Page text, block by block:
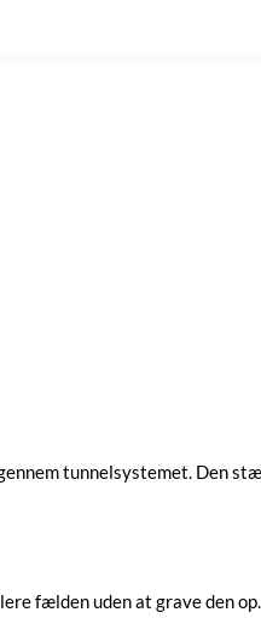
tunnelsystemet. Den
fælden uden at grave den op.